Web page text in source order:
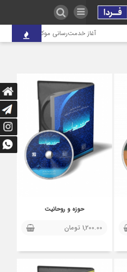
آغاز خدمت‌رسانی موکب درمانی
حوزه و روحانیت
1,200.00 تومان